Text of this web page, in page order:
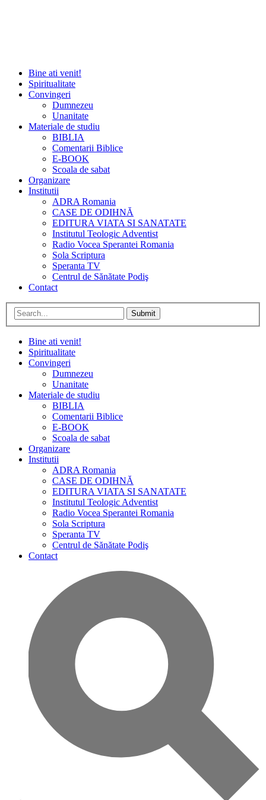
Bine ati venit!
Spiritualitate
Convingeri
Dumnezeu
Unanitate
Materiale de studiu
BIBLIA
Comentarii Biblice
E-BOOK
Scoala de sabat
Organizare
Institutii
ADRA Romania
CASE DE ODIHNĂ
EDITURA VIATA SI SANATATE
Institutul Teologic Adventist
Radio Vocea Sperantei Romania
Sola Scriptura
Speranta TV
Centrul de Sănătate Podiş
Contact
Submit
Bine ati venit!
Spiritualitate
Convingeri
Dumnezeu
Unanitate
Materiale de studiu
BIBLIA
Comentarii Biblice
E-BOOK
Scoala de sabat
Organizare
Institutii
ADRA Romania
CASE DE ODIHNĂ
EDITURA VIATA SI SANATATE
Institutul Teologic Adventist
Radio Vocea Sperantei Romania
Sola Scriptura
Speranta TV
Centrul de Sănătate Podiş
Contact